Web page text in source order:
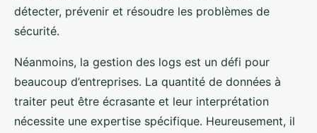
détecter, prévenir et résoudre les problèmes de
sécurité.
Néanmoins, la gestion des logs est un défi pour
beaucoup d’entreprises. La quantité de données à
traiter peut être écrasante et leur interprétation
nécessite une expertise spécifique. Heureusement, il